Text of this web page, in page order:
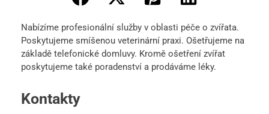
Nabízíme profesionální služby v oblasti péče o zvířata.
Poskytujeme smíšenou veterinární praxi. Ošetřujeme na
základě telefonické domluvy. Kromě ošetření zvířat
poskytujeme také poradenství a prodáváme léky.
Kontakty